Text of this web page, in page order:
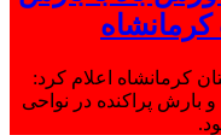
کرمانشاه اعلام کرد:
بارش پراکنده در نواحی